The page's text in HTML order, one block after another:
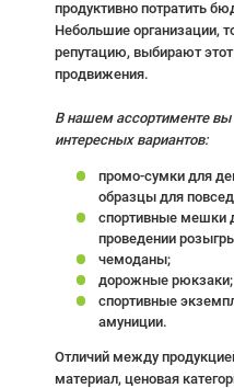
продуктивно потратить
Небольшие организации,
репутацию, выбирают
продвижения.
В нашем ассортименте
интересных вариантов:
промо-сумки для
образцы для
спортивные мешки
проведении
чемоданы;
дорожные рюкзаки;
спортивные
амуниции.
Отличий между
материал, ценовая